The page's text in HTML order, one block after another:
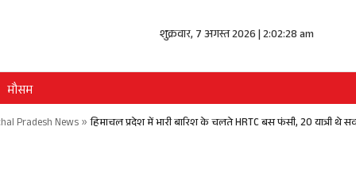
शुक्रवार, 7 अगस्त 2026 | 2:02:28 am
मौसम
Pradesh News» हिमाचल प्रदेश में भारी बारिश के चलते HRTC बस फंसी, 20 यात्री थे